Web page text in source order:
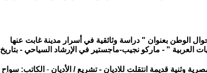
الوطن بعنوان " دراسة‏ ‏وثائقية‏ ‏في‏ ‏أسرار‏ ‏مدينة‏ ‏غابت‏ ‏عنها‏
‏العربية " - ماركو‏ ‏نجيب-ماجستير‏ ‏في‏ ‏الإرشاد‏ ‏السياحي - بتاريخ
وثنية قديمة انتقلت للاديان -تشريع / الأديان - الكاتب: سواح